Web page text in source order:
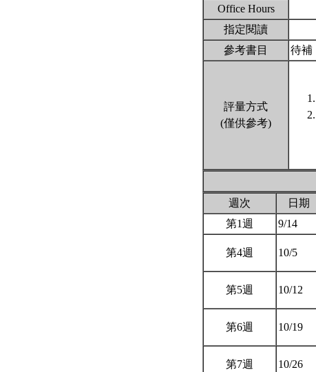
Office Hours
指定閱讀
參考書目
待補
評量方式
(僅供參考)
週次
日期
第1週
9/14
第4週 10/5
第5週 10/12
第6週 10/19
第7週 10/26